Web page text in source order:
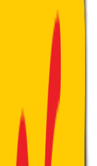
alebo tradičný
– osobne na
deň a čas.